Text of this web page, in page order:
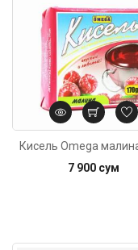
Кисель Omega
7 900 сум